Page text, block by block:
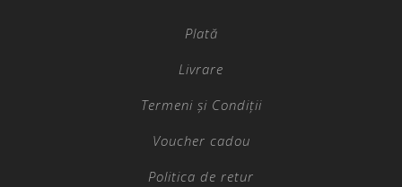
Plată
Livrare
Termeni și Condiții
Voucher cadou
Politica de retur